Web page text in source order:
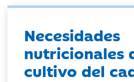
Necesidades
nutricionales
cultivo del